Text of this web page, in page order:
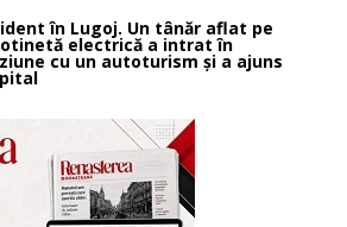
în Lugoj. Un tânăr aflat pe
electrică a intrat în
cu un autoturism și a ajuns